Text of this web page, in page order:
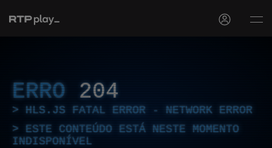
ERRO 204
HLS.JS FATAL ERROR - NETWORK ERROR
ESTE CONTEÚDO ESTÁ NESTE MOMENTO
INDISPONÍVEL